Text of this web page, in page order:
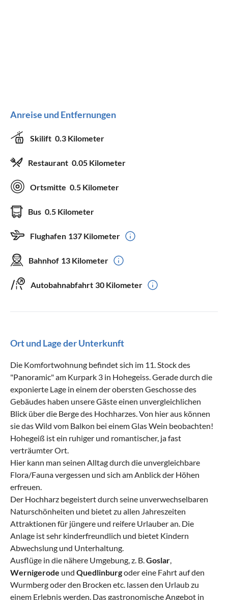
Anreise und Entfernungen
Skilift 0.3 Kilometer
Restaurant 0.05 Kilometer
Ortsmitte 0.5 Kilometer
Bus 0.5 Kilometer
Flughafen 137 Kilometer
Bahnhof 13 Kilometer
Autobahnabfahrt 30 Kilometer
Ort und Lage der Unterkunft
Die Komfortwohnung befindet sich im 11. Stock des
"Panoramic" am Kurpark 3 in Hohegeiss. Gerade durch die
exponierte Lage in einem der obersten Geschosse des
Gebäudes haben unsere Gäste einen unvergleichlichen
Blick über die Berge des Hochharzes. Von hier aus können
sie das Wild vom Balkon bei einem Glas Wein beobachten!
Hohegeiß ist ein ruhiger und romantischer, ja fast
verträumter Ort.
Hier kann man seinen Alltag durch die unvergleichbare
Flora/Fauna vergessen und sich am Anblick der Höhen
erfreuen.
Der Hochharz begeistert durch seine unverwechselbaren
Naturschönheiten und bietet zu allen Jahreszeiten
Attraktionen für jüngere und reifere Urlauber an. Die
Anlage ist sehr kinderfreundlich und bietet Kindern
Abwechslung und Unterhaltung.
Ausflüge in die nähere Umgebung, z. B. Goslar
Wernigerode und Quedlinburgoder eine Fahrt auf den
Wurmberg oder den Brocken etc. lassen den Urlaub zu
einem Erlebnis werden. Das gastronomische Angebot in